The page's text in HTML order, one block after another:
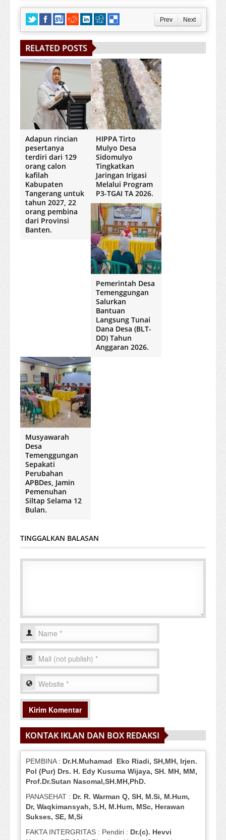
Prev Next
RELATED POSTS
Adapun rincian
pesertanya
terdiri dari 129
orang calon
kafilah
Kabupaten
Tangerang untuk
tahun 2027, 22
orang pembina
dari Provinsi
Banten.
HIPPA Tirto
Mulyo Desa
Sidomulyo
Tingkatkan
Jaringan Irigasi
Melalui Program
P3-TGAI TA 2026.
Pemerintah Desa
Temenggungan
Salurkan
Bantuan
Langsung Tunai
Dana Desa (BLT-
DD) Tahun
Anggaran 2026.
Musyawarah
Desa
Temenggungan
Sepakati
Perubahan
APBDes, Jamin
Pemenuhan
Siltap Selama 12
Bulan.
TINGGALKAN BALASAN
KONTAK IKLAN DAN BOX REDAKSI
PEMBINA : Dr.H.Muhamad Eko Riadi, SH,MH, Irjen.
Pol (Pur) Drs. H. Edy Kusuma Wijaya, SH. MH, MM,
Prof.Dr.Sutan Nasomal,SH.MH,PhD.
PANASEHAT : Dr. R. Warman Q, SH, M.Si, M.Hum,
Dr, Waqkimansyah, S.H, M.Hum, MSc, Herawan
Sukses, SE, M,Si
FAKTA INTERGRITAS : Pendiri : Dr.(c). Hevvi